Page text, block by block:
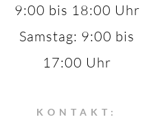
9:00 bis 18:00 Uhr
Samstag: 9:00 bis
17:00 Uhr
KONTAKT: